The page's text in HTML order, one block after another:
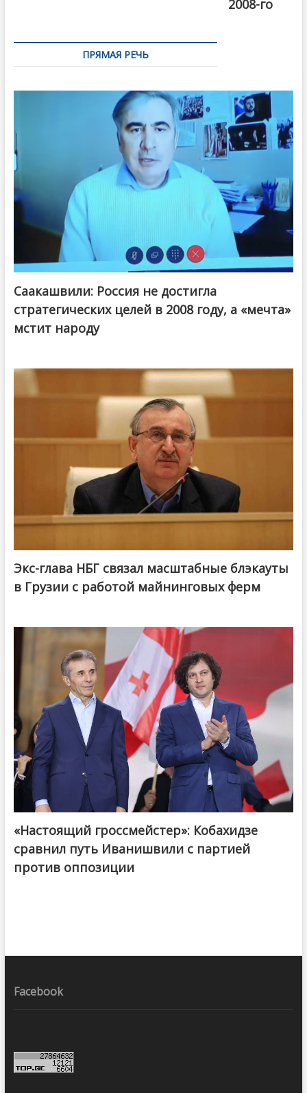
2008-го
ПРЯМАЯ РЕЧЬ
Саакашвили: Россия не достигла
стратегических целей в 2008 году, а «мечта»
мстит народу
Экс-глава НБГ связал масштабные блэкауты
в Грузии с работой майнинговых ферм
@ქართული ოცნება / Georgian Dream
«Настоящий гроссмейстер»: Кобахидзе
сравнил путь Иванишвили с партией
против оппозиции
Facebook